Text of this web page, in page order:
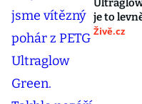
je to
Živě.cz